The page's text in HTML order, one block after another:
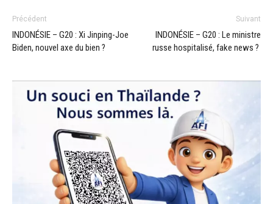
Précédent
INDONÉSIE – G20 : Xi Jinping-Joe
Biden, nouvel axe du bien ?
Suivant
INDONÉSIE – G20 : Le ministre
russe hospitalisé, fake news ?